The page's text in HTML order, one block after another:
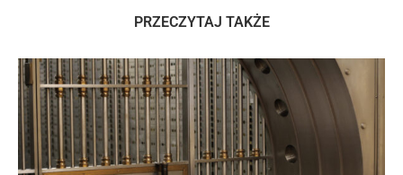
PRZECZYTAJ TAKŻE